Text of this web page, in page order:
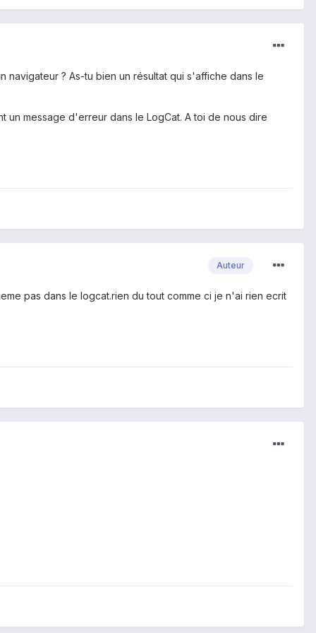
? As-tu bien un résultat qui s'affiche dans le
un message d'erreur dans le LogCat. A toi de nous dire
Auteur
pas dans le logcat.rien du tout comme ci je n'ai rien ecrit